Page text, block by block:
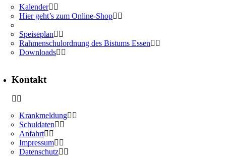
Kalender
Hier geht’s zum Online-Shop
Speiseplan
Rahmenschulordnung des Bistums Essen
Downloads
Kontakt
Krankmeldung
Schuldaten
Anfahrt
Impressum
Datenschutz